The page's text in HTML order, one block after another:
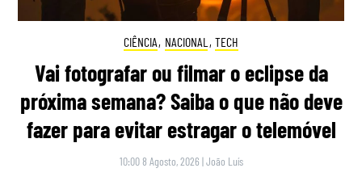
CIÊNCIA, NACIONAL , TECH
Vai fotografar ou filmar o eclipse da
próxima semana? Saiba o que não deve
fazer para evitar estragar o telemóvel
10:00 8 Agosto, 2026 |João Luís